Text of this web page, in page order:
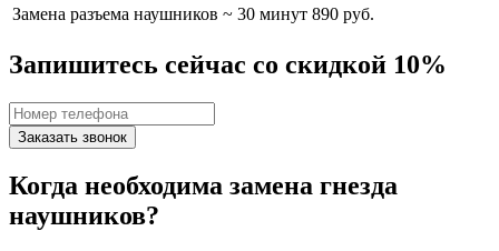
Замена разъема наушников ~ 30 минут 890 руб.
Запишитесь сейчас со скидкой 10%
Заказать звонок
Когда необходима замена гнезда
наушников?